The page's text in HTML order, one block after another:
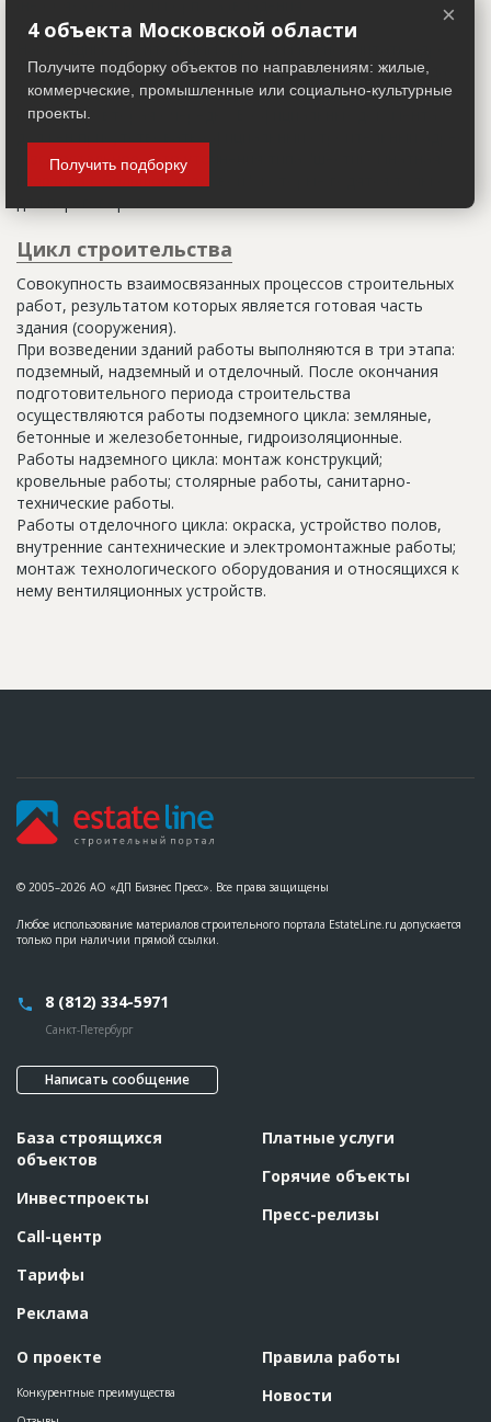
указанный в правоустанавливающих документах. Иногда
строительные организации делают свои добавления
(например, вторая очередь). В официальных документах
а все остальное - это уточнения типа "шестикомнатная
квартира с большой кладовой", которые годятся только
Цикл строительства
Совокупность взаимосвязанных процессов строительных
работ, результатом которых является готовая часть
здания (сооружения).
При возведении зданий работы выполняются в три этапа:
подземный, надземный и отделочный. После окончания
подготовительного периода строительства
осуществляются работы подземного цикла: земляные,
бетонные и железобетонные, гидроизоляционные.
Работы надземного цикла: монтаж конструкций;
кровельные работы; столярные работы, санитарно-
технические работы.
Работы отделочного цикла: окраска, устройство полов,
внутренние сантехнические и электромонтажные работы;
монтаж технологического оборудования и относящихся к
нему вентиляционных устройств.
© 2005–2026 АО «ДП Бизнес Пресс». Все права защищены
Любое использование материалов строительного портала EstateLine.ru допускается
только при наличии прямой ссылки.
8 (812) 334-5971
Санкт-Петербург
Написать сообщение
База строящихся
объектов
Инвестпроекты
Call-центр
Тарифы
Реклама
О проекте
Конкурентные преимущества
Платные услуги
Горячие объекты
Пресс-релизы
Правила работы
Новости
×
4 объекта Московской области
Получите подборку объектов по направлениям: жилые,
коммерческие, промышленные или социально-культурные
проекты.
Получить подборку